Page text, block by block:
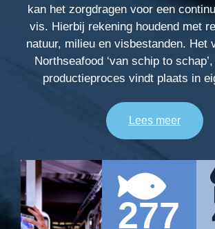
kan het zorgdragen voor een
vis. Hierbij rekening houdend met
natuur, milieu en visbestanden. Het
Northseafood ‘van schip to
productieproces vindt plaats in
Lees meer